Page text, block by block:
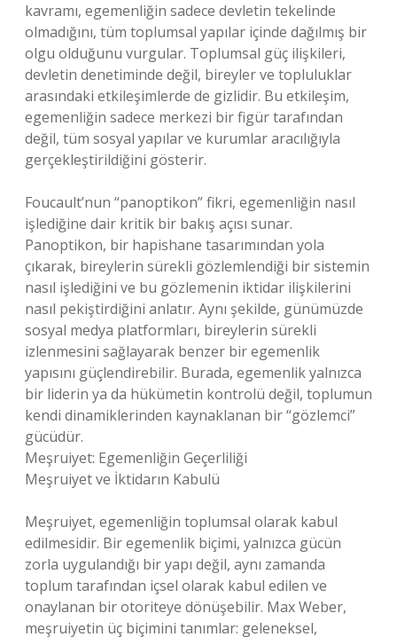
kavramı, egemenliğin sadece devletin tekelinde
olmadığını, tüm toplumsal yapılar içinde dağılmış bir
olgu olduğunu vurgular. Toplumsal güç ilişkileri,
devletin denetiminde değil, bireyler ve topluluklar
arasındaki etkileşimlerde de gizlidir. Bu etkileşim,
egemenliğin sadece merkezi bir figür tarafından
değil, tüm sosyal yapılar ve kurumlar aracılığıyla
gerçekleştirildiğini gösterir.
Foucault’nun “panoptikon” fikri, egemenliğin nasıl
işlediğine dair kritik bir bakış açısı sunar.
Panoptikon, bir hapishane tasarımından yola
çıkarak, bireylerin sürekli gözlemlendiği bir sistemin
nasıl işlediğini ve bu gözlemenin iktidar ilişkilerini
nasıl pekiştirdiğini anlatır. Aynı şekilde, günümüzde
sosyal medya platformları, bireylerin sürekli
izlenmesini sağlayarak benzer bir egemenlik
yapısını güçlendirebilir. Burada, egemenlik yalnızca
bir liderin ya da hükümetin kontrolü değil, toplumun
kendi dinamiklerinden kaynaklanan bir “gözlemci”
gücüdür.
Meşruiyet: Egemenliğin Geçerliliği
Meşruiyet ve İktidarın Kabulü
Meşruiyet, egemenliğin toplumsal olarak kabul
edilmesidir. Bir egemenlik biçimi, yalnızca gücün
zorla uygulandığı bir yapı değil, aynı zamanda
toplum tarafından içsel olarak kabul edilen ve
onaylanan bir otoriteye dönüşebilir. Max Weber,
meşruiyetin üç biçimini tanımlar: geleneksel,